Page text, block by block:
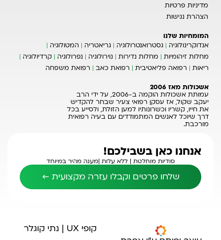
מדיניות פרטיות
הצהרת נגישות
המומחיות שלנו
אנדוקרינולוגיה
גסטרואנטרולוגיה גריאטריה
המטולוגיה
מחלות זיהומיות
מחלות נדירות נוירולוגיה נפרולוגיה
קרדיולוגיה
ריאות
רפואה פליאטיבית רפואת כאב רפואת משפחה
אשכולות מאז 2006
עמותת אשכולות הוקמה ב-2006, על ידי הרב
יעקב שקול, אז עסקן רפואי צעיר שבחר להקדיש
את חייו, קשריו וכשרונותיו למען הזולת, ולסייע בכל
דרך שיוכל לאנשים המתמודדים עם בעיה רפואית
מורכבת.
אנחנו כאן בשבילכם!
סודיות מוחלטת | ללא עלות |מענה מהיר במיוחד
שלחו פרטים וקבלו עזרה מקצועית ←
קופי UX | נתי קוגלר